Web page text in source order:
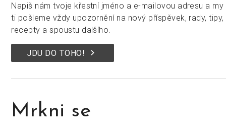
Napiš nám tvoje křestní jméno a e-mailovou adresu a my
ti pošleme vždy upozornění na nový příspěvek, rady, tipy,
recepty a spoustu dalšího.
keyboard_arrow_right
JDU DO TOHO!
Mrkni se